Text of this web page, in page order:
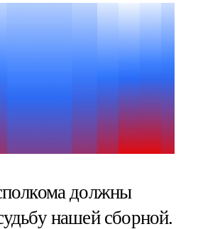
должны
нашей сборной.